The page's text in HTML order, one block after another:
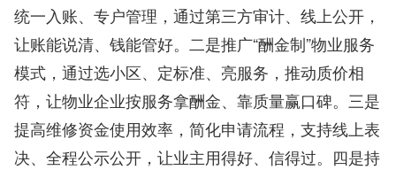
统一入账、专户管理，通过第三方审计、线上公开，
让账能说清、钱能管好。二是推广“酬金制”物业服务
模式，通过选小区、定标准、亮服务，推动质价相
符，让物业企业按服务拿酬金、靠质量赢口碑。三是
提高维修资金使用效率，简化申请流程，支持线上表
决、全程公示公开，让业主用得好、信得过。四是持